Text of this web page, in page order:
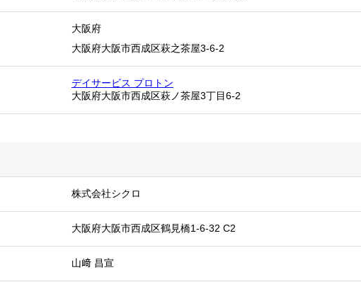
大阪府
大阪府大阪市西成区萩之茶屋3-6-2
デイサービス プロトン
大阪府大阪市西成区萩ノ茶屋3丁目6-2
株式会社シクロ
大阪府大阪市西成区鶴見橋1-6-32 C2
山﨑 昌宣